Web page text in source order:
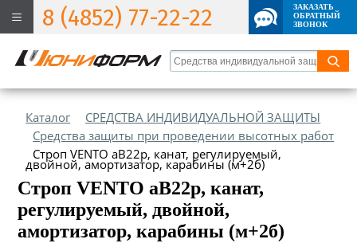
8 (4852) 77-22-22
ЗАКАЗАТЬ
ОБРАТНЫЙ
ЗВОНОК
Каталог
СРЕДСТВА ИНДИВИДУАЛЬНОЙ ЗАЩИТЫ
Средства защиты при проведении высотных работ
Строп VENTO аВ22р, канат, регулируемый,
двойной, амортизатор, карабины (м+2б)
Строп VENTO аВ22р, канат,
регулируемый, двойной,
амортизатор, карабины (м+2б)